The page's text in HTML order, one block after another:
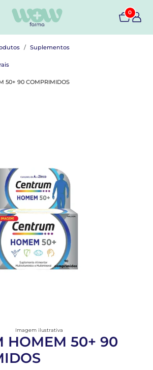
0
Suplementos
50+ 90 COMPRIMIDOS
Imagem ilustrativa
HOMEM 50+ 90